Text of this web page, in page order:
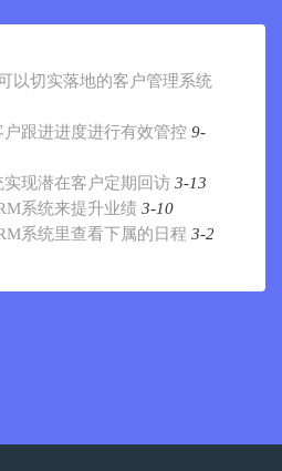
以切实落地的客户管理系统
跟进进度进行有效管控 9-
现潜在客户定期回访 3-13
系统来提升业绩 3-10
系统里查看下属的日程 3-2